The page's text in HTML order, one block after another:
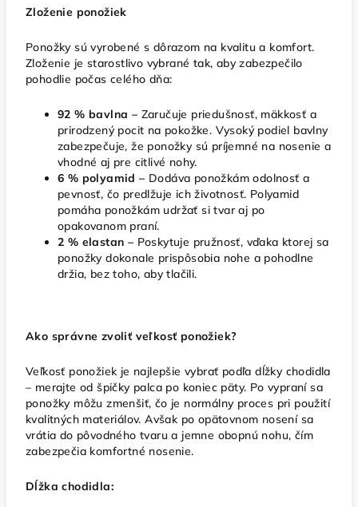
Zloženie ponožiek
Ponožky sú vyrobené s dôrazom na kvalitu a komfort.
Zloženie je starostlivo vybrané tak, aby zabezpečilo
pohodlie počas celého dňa:
92 % bavlna – Zaručuje priedušnosť, mäkkosť a
prirodzený pocit na pokožke. Vysoký podiel bavlny
zabezpečuje, že ponožky sú príjemné na nosenie a
vhodné aj pre citlivé nohy.
6 % polyamid – Dodáva ponožkám odolnosť a
pevnosť, čo predlžuje ich životnosť. Polyamid
pomáha ponožkám udržať si tvar aj po
opakovanom praní.
2 % elastan – Poskytuje pružnosť, vďaka ktorej sa
ponožky dokonale prispôsobia nohe a pohodlne
držia, bez toho, aby tlačili.
Ako správne zvoliť veľkosť ponožiek?
Veľkosť ponožiek je najlepšie vybrať podľa dĺžky chodidla
– merajte od špičky palca po koniec päty. Po vypraní sa
ponožky môžu zmenšiť, čo je normálny proces pri použití
kvalitných materiálov. Avšak po opätovnom nosení sa
vrátia do pôvodného tvaru a jemne obopnú nohu, čím
zabezpečia komfortné nosenie.
Dĺžka chodidla: